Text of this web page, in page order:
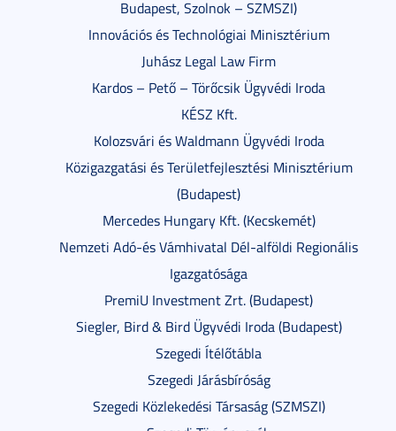
Budapest, Szolnok – SZMSZI)
Innovációs és Technológiai Minisztérium
Juhász Legal Law Firm
Kardos – Pető – Törőcsik Ügyvédi Iroda
KÉSZ Kft.
Kolozsvári és Waldmann Ügyvédi Iroda
Közigazgatási és Területfejlesztési Minisztérium
(Budapest)
Mercedes Hungary Kft. (Kecskemét)
Nemzeti Adó-és Vámhivatal Dél-alföldi Regionális
Igazgatósága
PremiU Investment Zrt. (Budapest)
Siegler, Bird & Bird Ügyvédi Iroda (Budapest)
Szegedi Ítélőtábla
Szegedi Járásbíróság
Szegedi Közlekedési Társaság (SZMSZI)